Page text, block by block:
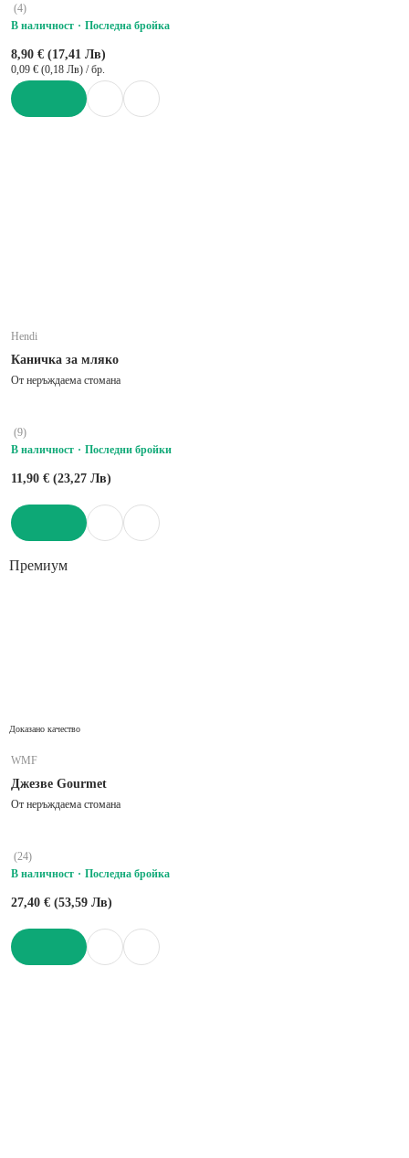
(4)
В наличност
Последна бройка
8,90 € (17,41 Лв)
0,09 € (0,18 Лв) / бр.
Hendi
Каничка за мляко
От неръждаема стомана
(9)
В наличност
Последни бройки
11,90 € (23,27 Лв)
Премиум
Доказано качество
WMF
Джезве Gourmet
От неръждаема стомана
(24)
В наличност
Последна бройка
27,40 € (53,59 Лв)